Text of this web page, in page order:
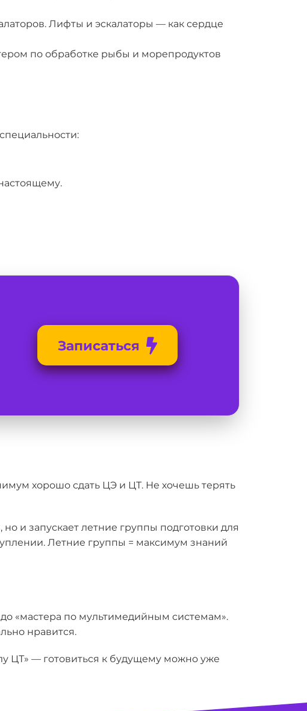
Лифты и эскалаторы — как сердце
по обработке рыбы и морепродуктов
Записаться
хорошо сдать ЦЭ и ЦТ. Не хочешь терять
но и запускает летние группы подготовки для
Летние группы = максимум знаний
«мастера по мультимедийным системам».
нравится.
ЦТ» — готовиться к будущему можно уже